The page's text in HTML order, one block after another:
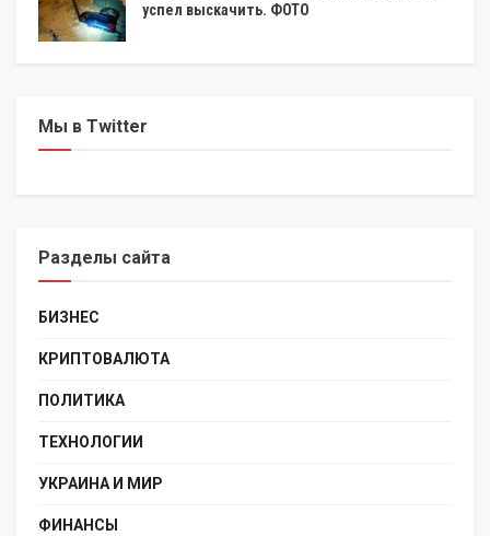
успел выскачить. ФОТО
Мы в Twitter
Разделы сайта
БИЗНЕС
КРИПТОВАЛЮТА
ПОЛИТИКА
ТЕХНОЛОГИИ
УКРАИНА И МИР
ФИНАНСЫ